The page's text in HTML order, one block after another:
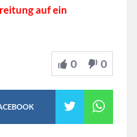
auf ein
0 0